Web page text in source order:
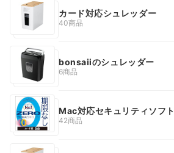
カード対応シュレッダー
40商品
bonsaiiのシュレッダー
6商品
Mac対応セキュリティソフト
42商品